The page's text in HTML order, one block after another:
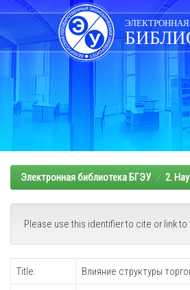
Skip
navigation
ЭЛЕКТРОННАЯ
Электронная библиотека БГЭУ 2.
Please use this identifier to cite or link to
Title: Влияние структуры